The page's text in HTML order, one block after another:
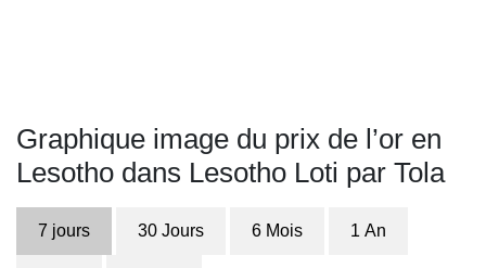
Graphique image du prix de l’or en
Lesotho dans Lesotho Loti par Tola
7 jours 30 Jours 6 Mois 1 An